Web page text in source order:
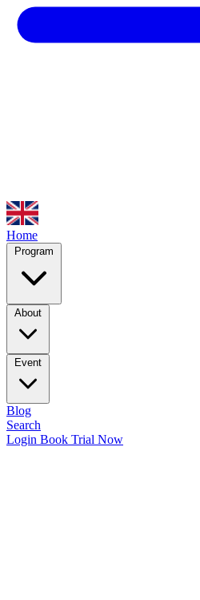
Home
Program
About
Event
Blog
Search
Login Book Trial Now